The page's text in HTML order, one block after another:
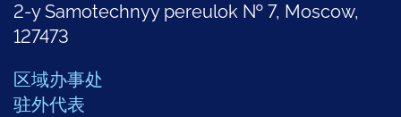
2-y Samotechnyy pereulok № 7, Moscow,
127473
区域办事处
驻外代表